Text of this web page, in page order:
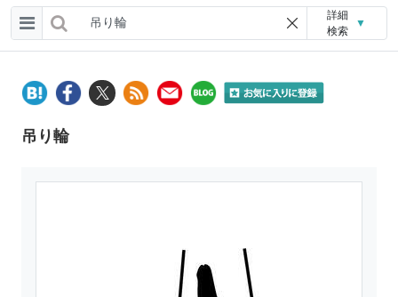
詳細
検索
▼
吊り輪